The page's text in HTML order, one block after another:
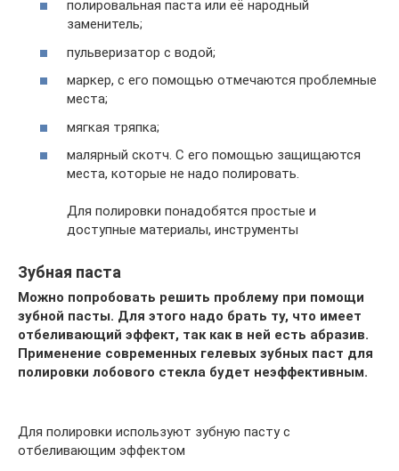
полировальная паста или её народный
заменитель;
пульверизатор с водой;
маркер, с его помощью отмечаются проблемные
места;
мягкая тряпка;
малярный скотч. С его помощью защищаются
места, которые не надо полировать.
Для полировки понадобятся простые и
доступные материалы, инструменты
Зубная паста
Можно попробовать решить проблему при помощи
зубной пасты. Для этого надо брать ту, что имеет
отбеливающий эффект, так как в ней есть абразив.
Применение современных гелевых зубных паст для
полировки лобового стекла будет неэффективным.
Для полировки используют зубную пасту с
отбеливающим эффектом